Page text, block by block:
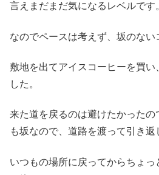
言えまだまだ気になるレベルです
なのでペースは考えず、坂のない
敷地を出てアイスコーヒーを買い
した。
来た道を戻るのは避けたかったの
も坂なので、道路を渡って引き返
いつもの場所に戻ってからちょ